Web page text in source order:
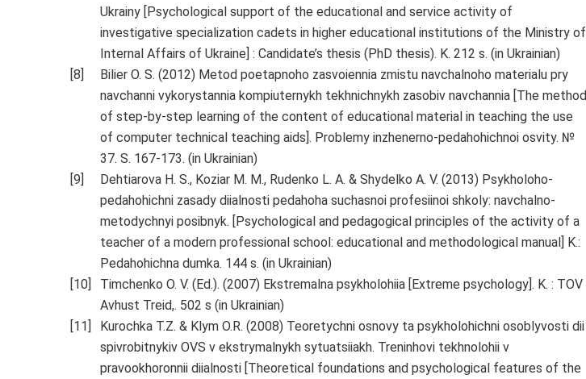
Ukrainy [Psychological support of the educational and service activity of
investigative specialization cadets in higher educational institutions of the Ministry of
Internal Affairs of Ukraine] : Candidate’s thesis (PhD thesis). K. 212 s. (in Ukrainian)
Bilier O. S. (2012) Metod poetapnoho zasvoiennia zmistu navchalnoho materialu pry
navchanni vykorystannia kompiuternykh tekhnichnykh zasobiv navchannia [The method
of step-by-step learning of the content of educational material in teaching the use
of computer technical teaching aids]. Problemy inzhenerno-pedahohichnoi osvity. №
37. S. 167-173. (in Ukrainian)
Dehtiarova H. S., Koziar M. M., Rudenko L. A. & Shydelko A. V. (2013) Psykholoho-
pedahohichni zasady diialnosti pedahoha suchasnoi profesiinoi shkoly: navchalno-
metodychnyi posibnyk. [Psychological and pedagogical principles of the activity of a
teacher of a modern professional school: educational and methodological manual] K.:
Pedahohichna dumka. 144 s. (in Ukrainian)
Timchenko O. V. (Ed.). (2007) Ekstremalna psykholohiia [Extreme psychology]. K. : TOV
Avhust Treid,. 502 s (in Ukrainian)
Kurochka T.Z. & Klym O.R. (2008) Teoretychni osnovy ta psykholohichni osoblyvosti dii
spivrobitnykiv OVS v ekstrymalnykh sytuatsiiakh. Treninhovi tekhnolohii v
pravookhoronnii diialnosti [Theoretical foundations and psychological features of the